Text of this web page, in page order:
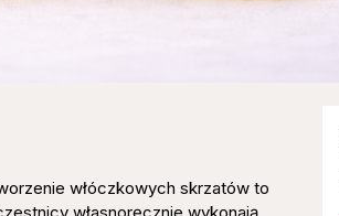
włóczkowych skrzatów to